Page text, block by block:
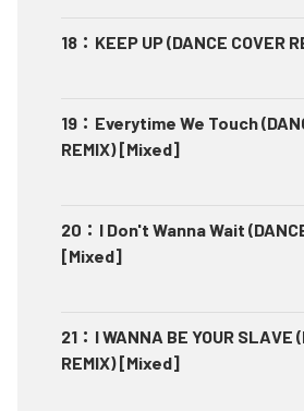
18 ： KEEP UP (DANCE COVER
19 ： Everytime We Touch
REMIX) [Mixed]
20 ： I Don't Wanna Wait
[Mixed]
21 ： I WANNA BE YOUR SLAVE
REMIX) [Mixed]